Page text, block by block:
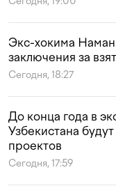
Экс-хокима
заключения за
Сегодня, 18:27
До конца года в
Узбекистана
проектов
Сегодня, 17:59